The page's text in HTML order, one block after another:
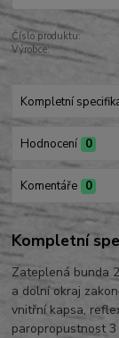
Číslo produktu:
Výrobce:
Kompletní
Hodnocení 0
Komentáře 0
Kompletní
Zateplená bunda
a dolní okraj
vnitřní kapsa,
paropropustnost